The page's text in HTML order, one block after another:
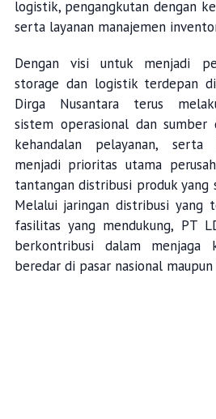
logistik, pengangkutan dengan
serta layanan manajemen
Dengan visi untuk menjadi
storage dan logistik terdepan
Dirga Nusantara terus
sistem operasional dan sumber
kehandalan pelayanan, serta
menjadi prioritas utama
tantangan distribusi produk yang
Melalui jaringan distribusi yang
fasilitas yang mendukung, PT
berkontribusi dalam menjaga
beredar di pasar nasional